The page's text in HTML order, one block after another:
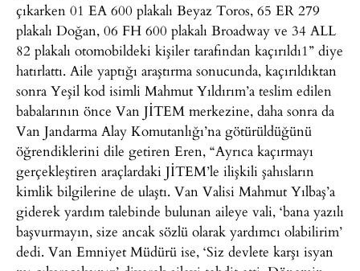
çıkarken 01 EA 600 plakalı Beyaz Toros, 65 ER 279
plakalı Doğan, 06 FH 600 plakalı Broadway ve 34 ALL
82 plakalı otomobildeki kişiler tarafından kaçırıldı1” diye
hatırlattı. Aile yaptığı araştırma sonucunda, kaçırıldıktan
sonra Yeşil kod isimli Mahmut Yıldırım’a teslim edilen
babalarının önce Van JİTEM merkezine, daha sonra da
Van Jandarma Alay Komutanlığı’na götürüldüğünü
öğrendiklerini dile getiren Eren, “Ayrıca kaçırmayı
gerçekleştiren araçlardaki JİTEM’le ilişkili şahısların
kimlik bilgilerine de ulaştı. Van Valisi Mahmut Yılbaş’a
giderek yardım talebinde bulunan aileye vali, ‘bana yazılı
başvurmayın, size ancak sözlü olarak yardımcı olabilirim’
dedi. Van Emniyet Müdürü ise, ‘Siz devlete karşı isyan